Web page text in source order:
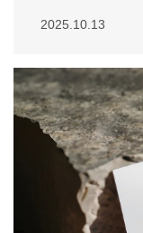
2025.10.13